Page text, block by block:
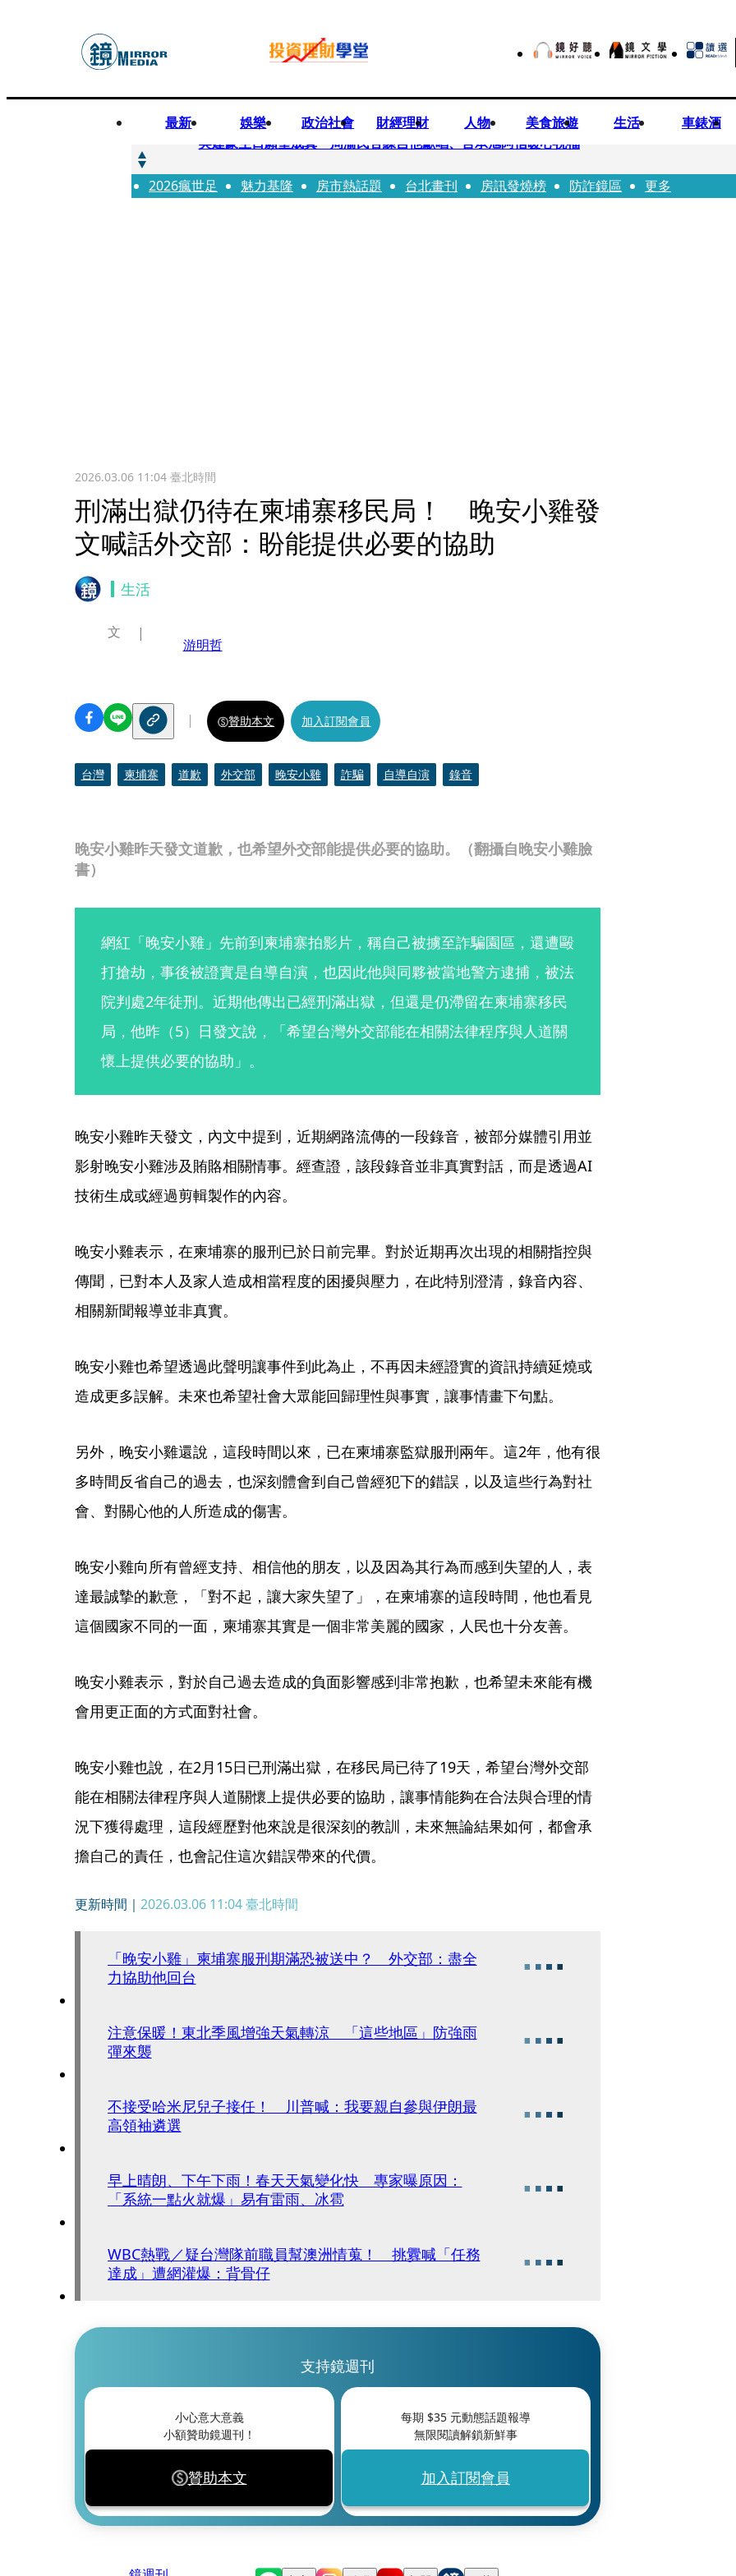
最新 娛樂 政治社會 財經理財 人物 美食旅遊 生活 車錶酒
快訊
吳建豪生日願望成真 周渝民苦練吉他獻唱、言承旭阿信暖心祝福
快訊
42歲情色片女星宣布閃嫁「前職棒投手」！ 她甜讚老公「投球速度快」：擄獲我的心
2026瘋世足 魅力基隆 房市熱話題 台北畫刊 房訊發燒榜 防詐鏡區 更多
2026.03.06 11:04臺北時間
刑滿出獄仍待在柬埔寨移民局！ 晚安小雞發
文喊話外交部：盼能提供必要的協助
生活
晚安小雞昨天發文道歉，也希望外交部能提供必要的協助。（翻攝自晚安小雞臉
書）
文
游明哲
贊助本文 加入訂閱會員
台灣 柬埔寨 道歉 外交部 晚安小雞 詐騙 自導自演 錄音
網紅「晚安小雞」先前到柬埔寨拍影片，稱自己被擄至詐騙園區，還遭毆
打搶劫，事後被證實是自導自演，也因此他與同夥被當地警方逮捕，被法
院判處2年徒刑。近期他傳出已經刑滿出獄，但還是仍滯留在柬埔寨移民
局，他昨（5）日發文說，「希望台灣外交部能在相關法律程序與人道關
懷上提供必要的協助」。
晚安小雞昨天發文，內文中提到，近期網路流傳的一段錄音，被部分媒體引用並
影射晚安小雞涉及賄賂相關情事。經查證，該段錄音並非真實對話，而是透過AI
技術生成或經過剪輯製作的內容。
晚安小雞表示，在柬埔寨的服刑已於日前完畢。對於近期再次出現的相關指控與
傳聞，已對本人及家人造成相當程度的困擾與壓力，在此特別澄清，錄音內容、
相關新聞報導並非真實。
晚安小雞也希望透過此聲明讓事件到此為止，不再因未經證實的資訊持續延燒或
造成更多誤解。未來也希望社會大眾能回歸理性與事實，讓事情畫下句點。
另外，晚安小雞還說，這段時間以來，已在柬埔寨監獄服刑兩年。這2年，他有很
多時間反省自己的過去，也深刻體會到自己曾經犯下的錯誤，以及這些行為對社
會、對關心他的人所造成的傷害。
晚安小雞向所有曾經支持、相信他的朋友，以及因為其行為而感到失望的人，表
達最誠摯的歉意，「對不起，讓大家失望了」，在柬埔寨的這段時間，他也看見
這個國家不同的一面，柬埔寨其實是一個非常美麗的國家，人民也十分友善。
晚安小雞表示，對於自己過去造成的負面影響感到非常抱歉，也希望未來能有機
會用更正面的方式面對社會。
晚安小雞也說，在2月15日已刑滿出獄，在移民局已待了19天，希望台灣外交部
能在相關法律程序與人道關懷上提供必要的協助，讓事情能夠在合法與合理的情
況下獲得處理，這段經歷對他來說是很深刻的教訓，未來無論結果如何，都會承
擔自己的責任，也會記住這次錯誤帶來的代價。
更新時間｜ 2026.03.06 11:04臺北時間
「晚安小雞」柬埔寨服刑期滿恐被送中？ 外交部：盡全
力協助他回台
注意保暖！東北季風增強天氣轉涼 「這些地區」防強雨
彈來襲
不接受哈米尼兒子接任！ 川普喊：我要親自參與伊朗最
高領袖遴選
早上晴朗、下午下雨！春天天氣變化快 專家曝原因：
「系統一點火就爆」易有雷雨、冰雹
WBC熱戰／疑台灣隊前職員幫澳洲情蒐！ 挑釁喊「任務
達成」遭網灌爆：背骨仔
支持鏡週刊
小心意大意義
小額贊助鏡週刊！
贊助本文
每期 $35元動態話題報導
無限閱讀解鎖新鮮事
加入訂閱會員